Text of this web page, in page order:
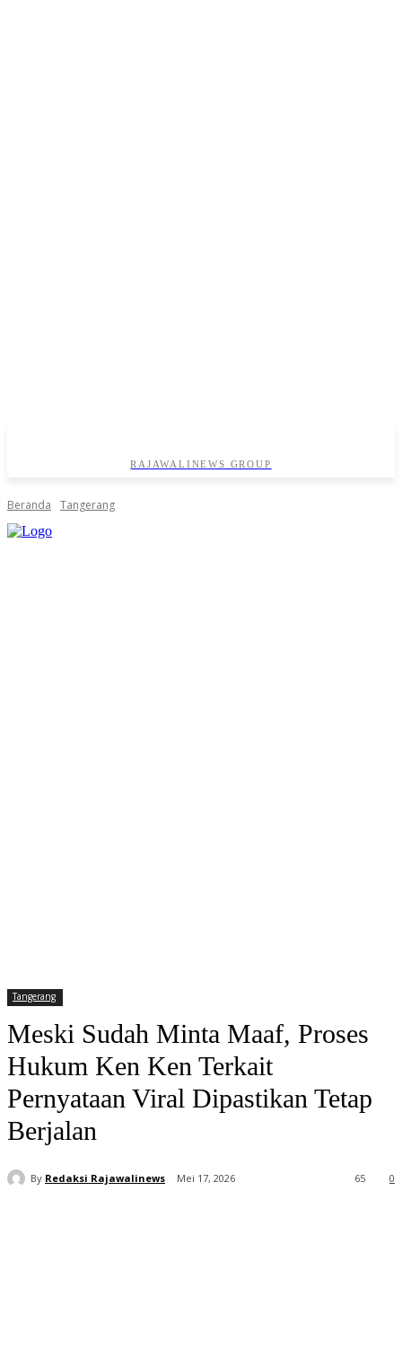
RAJAWALINEWS GROUP
Beranda Tangerang
Tangerang
Meski Sudah Minta Maaf, Proses
Hukum Ken Ken Terkait
Pernyataan Viral Dipastikan Tetap
Berjalan
By Redaksi Rajawalinews Mei 17, 2026 0
65